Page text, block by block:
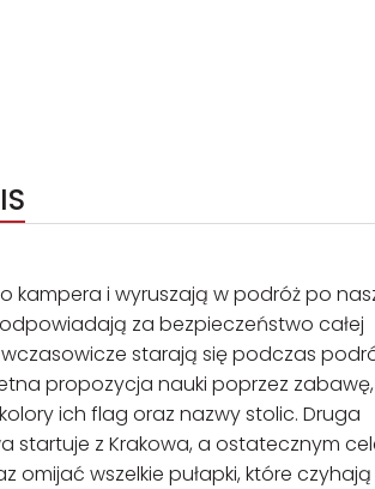
kampera i wyruszają w podróż po
za bezpieczeństwo całej
starają się podczas
propozycja nauki poprzez
ich flag oraz nazwy stolic. Druga
startuje z Krakowa, a ostatecznym
omijać wszelkie pułapki, które